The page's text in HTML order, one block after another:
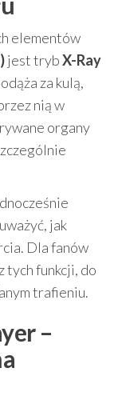
elementów
jest trybX-Ray
za kulą,
nią w
organy
jak
Dla fanów
tych funkcji, do
trafieniu.
–